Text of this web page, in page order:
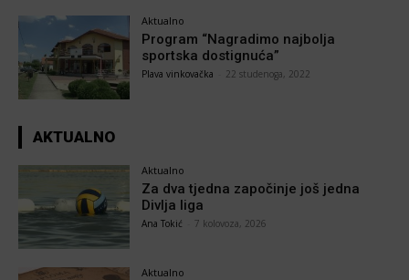
Aktualno
Program “Nagradimo najbolja
sportska dostignuća”
Plava vinkovačka 22 studenoga, 2022
AKTUALNO
Aktualno
Za dva tjedna započinje još jedna
Divlja liga
Ana Tokić 7 kolovoza, 2026
Aktualno